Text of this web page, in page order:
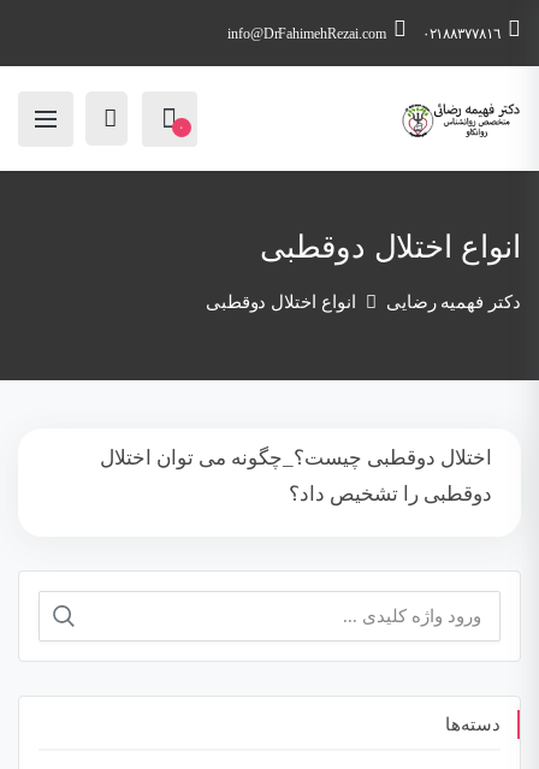
٠٢١٨٨٣٧٧٨١٦ info@DrFahimehRezai.com
۰
انواع اختلال دوقطبی
دکتر فهمیه رضایی انواع اختلال دوقطبی
اختلال دوقطبی چیست؟_چگونه می توان اختلال
دوقطبی را تشخیص داد؟
جستجو
دسته‌ها